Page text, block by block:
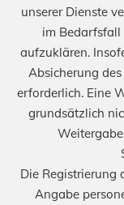
unserer Dienste
im Bedarfsfall
aufzuklären.
Absicherung
erforderlich. Eine
grundsätzlich
Die Registrierung
Angabe